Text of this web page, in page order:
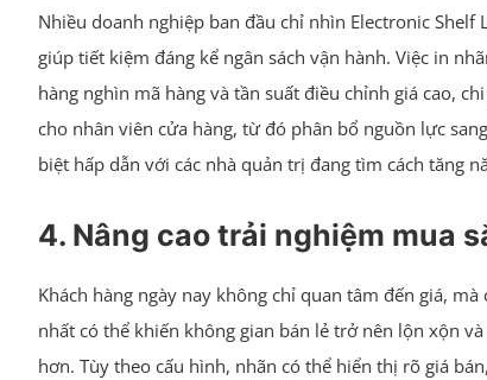
Nhiều doanh nghiệp ban đầu chỉ nhìn Electronic
giúp tiết kiệm đáng kể ngân sách vận hành. Việc in
hàng nghìn mã hàng và tần suất điều chỉnh giá cao,
cho nhân viên cửa hàng, từ đó phân bổ nguồn lực
biệt hấp dẫn với các nhà quản trị đang tìm cách tăng
4. Nâng cao trải nghiệm mua
Khách hàng ngày nay không chỉ quan tâm đến giá,
nhất có thể khiến không gian bán lẻ trở nên lộn xộn
hơn. Tùy theo cấu hình, nhãn có thể hiển thị rõ giá